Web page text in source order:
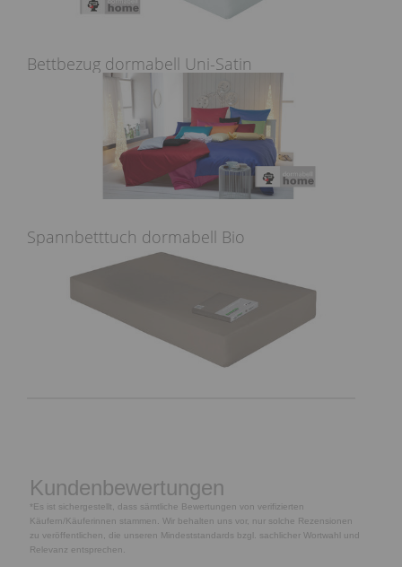
Bettbezug dormabell Uni-Satin
Spannbetttuch dormabell Bio
Kundenbewertungen
*Es ist sichergestellt, dass sämtliche Bewertungen von verifizierten
Käufern/Käuferinnen stammen. Wir behalten uns vor, nur solche Rezensionen
zu veröffentlichen, die unseren Mindeststandards bzgl. sachlicher Wortwahl und
Relevanz entsprechen.